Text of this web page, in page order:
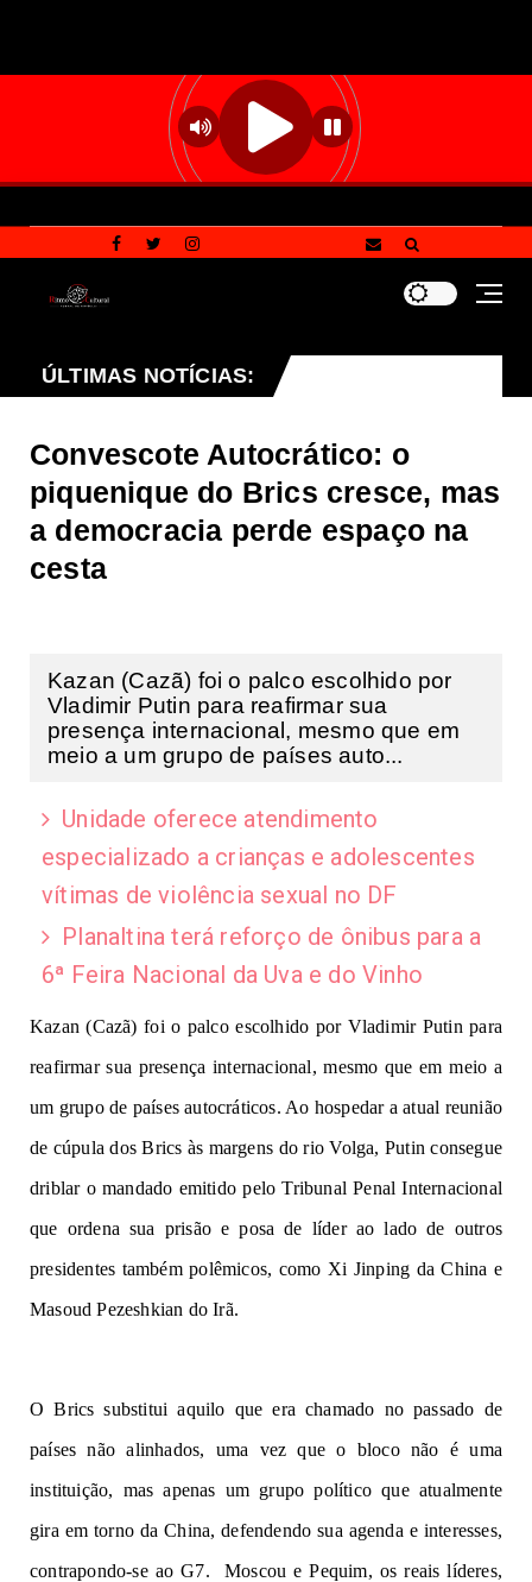
ÚLTIMAS NOTÍCIAS:
laranja de perigo para baixa umidade do ar nesta
Convescote Autocrático: o
piquenique do Brics cresce, mas
a democracia perde espaço na
cesta
Kazan (Cazã) foi o palco escolhido por
Vladimir Putin para reafirmar sua
presença internacional, mesmo que em
meio a um grupo de países auto...
Unidade oferece atendimento
especializado a crianças e adolescentes
vítimas de violência sexual no DF
Planaltina terá reforço de ônibus para a
6ª Feira Nacional da Uva e do Vinho
Kazan (Cazã) foi o palco escolhido por Vladimir Putin para
reafirmar sua presença internacional, mesmo que em meio a
um grupo de países autocráticos. Ao hospedar a atual reunião
de cúpula dos Brics às margens do rio Volga, Putin consegue
driblar o mandado emitido pelo Tribunal Penal Internacional
que ordena sua prisão e posa de líder ao lado de outros
presidentes também polêmicos, como Xi Jinping da China e
Masoud Pezeshkian do Irã.
O Brics substitui aquilo que era chamado no passado de
países não alinhados, uma vez que o bloco não é uma
instituição, mas apenas um grupo político que atualmente
gira em torno da China, defendendo sua agenda e interesses,
contrapondo-se ao G7. Moscou e Pequim, os reais líderes,